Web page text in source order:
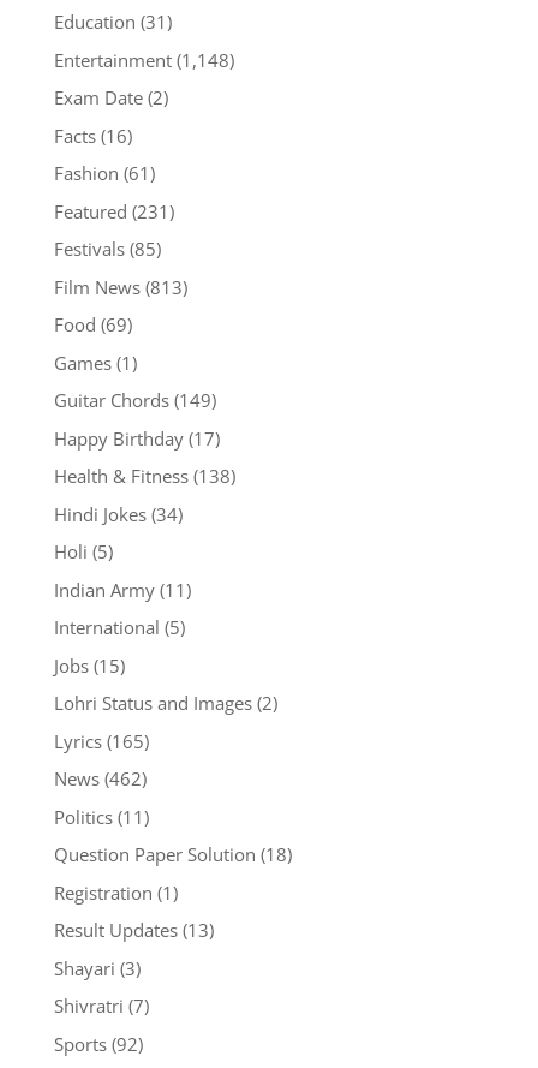
Education (31)
Entertainment(1,148)
Exam Date(2)
Facts(16)
Fashion (61)
Featured (231)
Festivals(85)
Film News(813)
Food (69)
Games(1)
Guitar Chords(149)
Happy Birthday(17)
Health & Fitness(138)
Hindi Jokes(34)
Holi (5)
Indian Army(11)
International (5)
Jobs(15)
Lohri Status and Images(2)
Lyrics(165)
News(462)
Politics(11)
Question Paper Solution (18)
Registration (1)
Result Updates(13)
Shayari (3)
Shivratri (7)
Sports(92)